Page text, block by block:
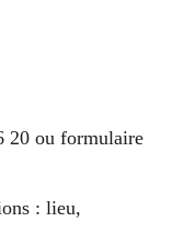
20 ou formulaire
: lieu,